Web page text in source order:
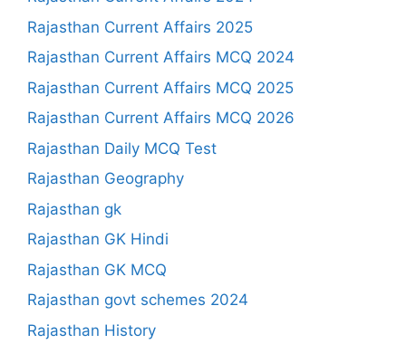
Rajasthan Current Affairs 2025
Rajasthan Current Affairs MCQ 2024
Rajasthan Current Affairs MCQ 2025
Rajasthan Current Affairs MCQ 2026
Rajasthan Daily MCQ Test
Rajasthan Geography
Rajasthan gk
Rajasthan GK Hindi
Rajasthan GK MCQ
Rajasthan govt schemes 2024
Rajasthan History